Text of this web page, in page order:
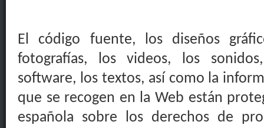
El código fuente, los diseños
fotografías, los videos, los
software, los textos, así como la
que se recogen en la Web están
española sobre los derechos de